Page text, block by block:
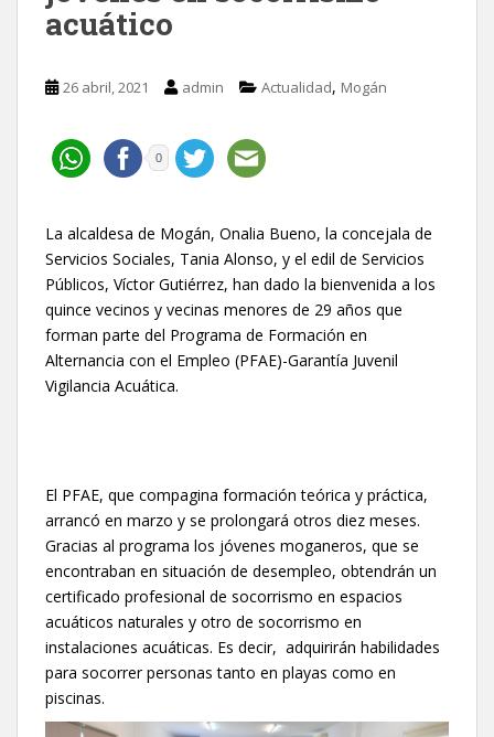
acuático
26 abril, 2021 admin Actualidad, Mogán
0
La alcaldesa de Mogán, Onalia Bueno, la concejala de
Servicios Sociales, Tania Alonso, y el edil de Servicios
Públicos, Víctor Gutiérrez, han dado la bienvenida a los
quince vecinos y vecinas menores de 29 años que
forman parte del Programa de Formación en
Alternancia con el Empleo (PFAE)-Garantía Juvenil
Vigilancia Acuática.
El PFAE, que compagina formación teórica y práctica,
arrancó en marzo y se prolongará otros diez meses.
Gracias al programa los jóvenes moganeros, que se
encontraban en situación de desempleo, obtendrán un
certificado profesional de socorrismo en espacios
acuáticos naturales y otro de socorrismo en
instalaciones acuáticas. Es decir, adquirirán habilidades
para socorrer personas tanto en playas como en
piscinas.